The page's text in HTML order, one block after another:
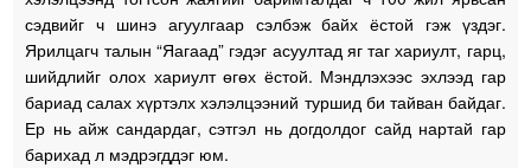
сэдвийг ч шинэ агуулгаар сэлбэж байх ёстой гэж үздэг.
Ярилцагч талын “Яагаад” гэдэг асуултад яг таг хариулт, гарц,
шийдлийг олох хариулт өгөх ёстой. Мэндлэхээс эхлээд гар
бариад салах хүртэлх хэлэлцээний туршид би тайван байдаг.
Ер нь айж сандардаг, сэтгэл нь догдолдог сайд нартай гар
барихад л мэдрэгддэг юм.